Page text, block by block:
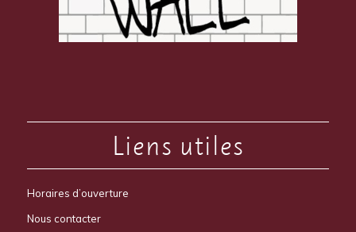
Liens utiles
Horaires d’ouverture
Nous contacter